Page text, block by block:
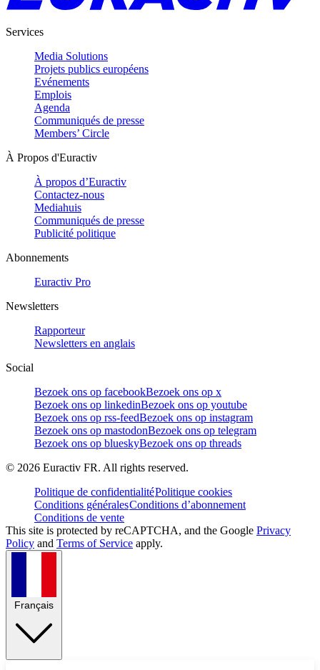
Services
Media Solutions
Projets publics européens
Evénements
Emplois
Agenda
Communiqués de presse
Members’ Circle
À Propos d'Euractiv
À propos d’Euractiv
Contactez-nous
Mediahuis
Communiqués de presse
Publicité politique
Abonnements
Euractiv Pro
Newsletters
Rapporteur
Newsletters en anglais
Social
Bezoek ons op facebookBezoek ons op x
Bezoek ons op linkedinBezoek ons op youtube
Bezoek ons op rss-feedBezoek ons op instagram
Bezoek ons op mastodonBezoek ons op telegram
Bezoek ons op blueskyBezoek ons op threads
© 2026 Euractiv FR. All rights reserved.
Politique de confidentialitéPolitique cookies
Conditions généralesConditions d’abonnement
Conditions de vente
This site is protected by reCAPTCHA, and the Google Privacy
Policy and Terms of Service apply.
Français